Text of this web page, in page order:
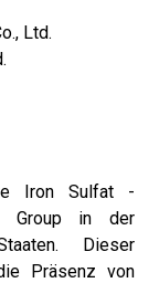
Ltd.
Iron Sulfat -
Group in der
Dieser
Präsenz von